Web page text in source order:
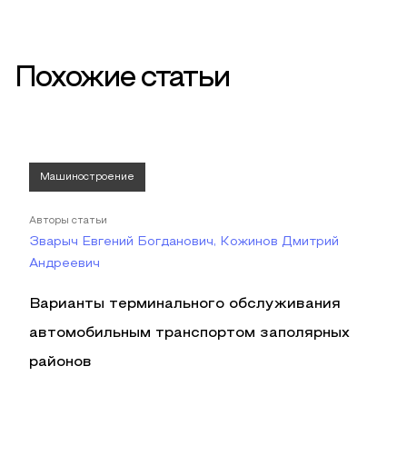
Похожие статьи
Машиностроение
Авторы статьи
Зварыч Евгений Богданович, Кожинов Дмитрий
Андреевич
Варианты терминального обслуживания
автомобильным транспортом заполярных
районов